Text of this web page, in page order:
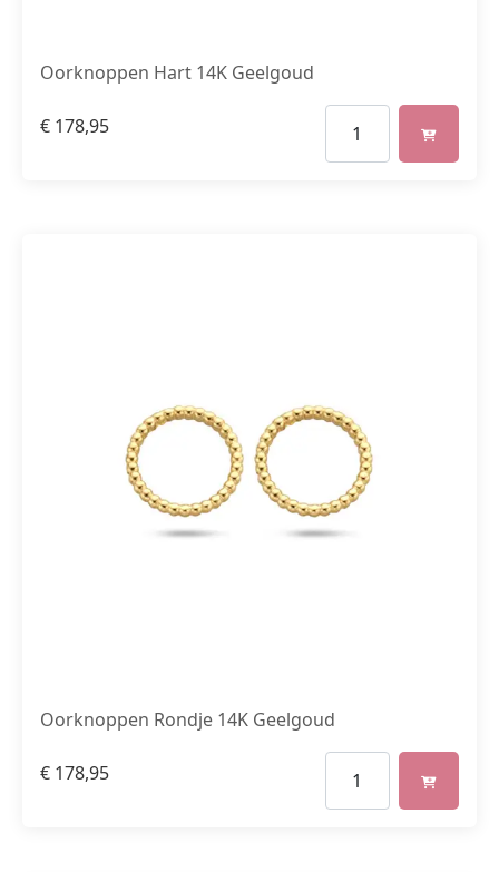
Oorknoppen Hart 14K Geelgoud
€ 178,95
Oorknoppen Rondje 14K Geelgoud
€ 178,95